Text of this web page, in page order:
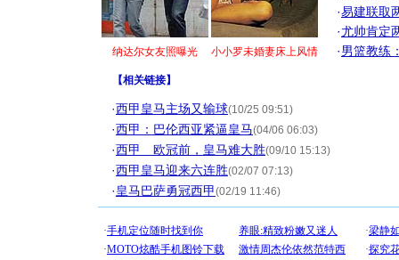
纳达尔女友照曝光 小小罗未婚妻床上风情
·易建联取
·尤帅肯定
·男篮教练
【相关链接】
·西甲皇马主场又输球(10/25 09:51)
·西甲：巴伦西亚紧逼皇马(04/06 06:03)
·西甲 欧冠前，皇马难大胜(09/10 15:13)
·西甲皇马迎来六连胜(02/07 07:13)
·皇马巴萨勇冠西甲(02/19 11:46)
要平安！
[圣诞节]
能正大
都要快乐